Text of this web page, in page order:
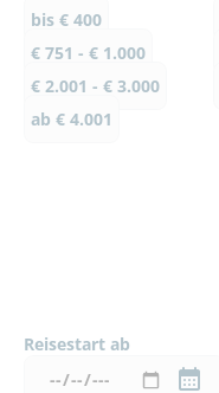
bis € 400
€ 751 - € 1.000
€ 2.001 - € 3.000
ab € 4.001
Reisestart ab